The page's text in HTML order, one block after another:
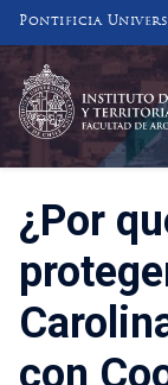
Pontificia
INSTITUTO
Y
FACULTAD DE
¿Por
con